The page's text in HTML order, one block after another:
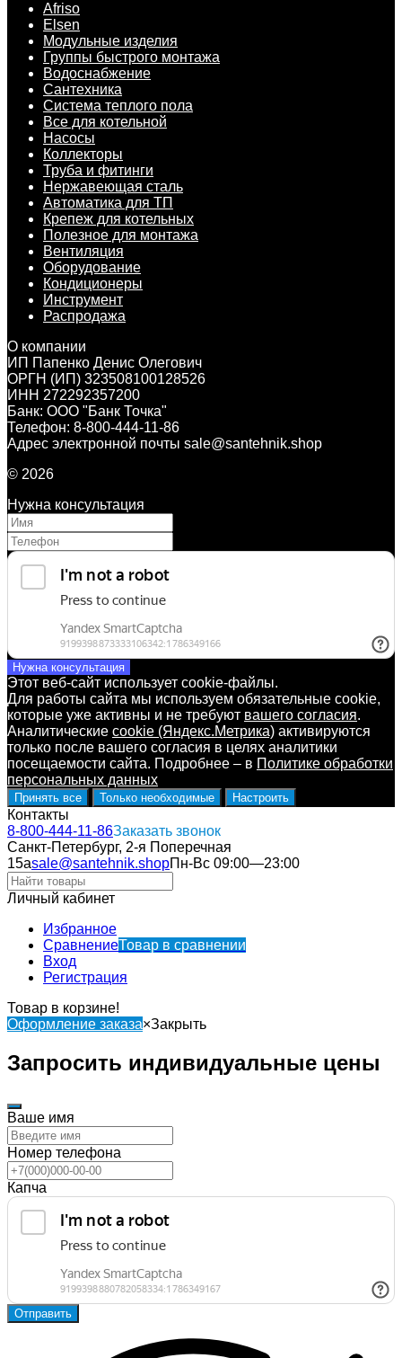
Afriso
Elsen
Модульные изделия
Группы быстрого монтажа
Водоснабжение
Сантехника
Система теплого пола
Все для котельной
Насосы
Коллекторы
Труба и фитинги
Нержавеющая сталь
Автоматика для ТП
Крепеж для котельных
Полезное для монтажа
Вентиляция
Оборудование
Кондиционеры
Инструмент
Распродажа
О компании
ИП Папенко Денис Олегович
ОРГН (ИП) 323508100128526
ИНН 272292357200
Банк: ООО "Банк Точка"
Телефон: 8-800-444-11-86
Адрес электронной почты sale@santehnik.shop
© 2026
Нужна консультация
Нужна консультация
Этот веб-сайт использует cookie-файлы.
Для работы сайта мы используем обязательные cookie,
которые уже активны и не требуют вашего согласия.
Аналитические cookie (Яндекс.Метрика) активируются
только после вашего согласия в целях аналитики
посещаемости сайта. Подробнее – в Политике обработки
персональных данных
Принять все Только необходимые Настроить
Контакты
8-800-444-11-86Заказать звонок
Санкт-Петербург, 2-я Поперечная
15аsale@santehnik.shopПн-Вс 09:00—23:00
Личный кабинет
Избранное
СравнениеТовар в сравнении
Вход
Регистрация
Товар в корзине!
Оформление заказа×Закрыть
Запросить индивидуальные цены
Ваше имя
Номер телефона
Капча
Отправить